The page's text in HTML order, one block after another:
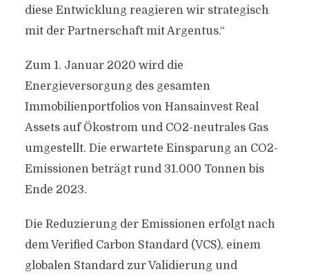
diese Entwicklung reagieren wir strategisch
mit der Partnerschaft mit Argentus.“
Zum 1. Januar 2020 wird die
Energieversorgung des gesamten
Immobilienportfolios von Hansainvest Real
Assets auf Ökostrom und CO2-neutrales Gas
umgestellt. Die erwartete Einsparung an CO2-
Emissionen beträgt rund 31.000 Tonnen bis
Ende 2023.
Die Reduzierung der Emissionen erfolgt nach
dem Verified Carbon Standard (VCS), einem
globalen Standard zur Validierung und